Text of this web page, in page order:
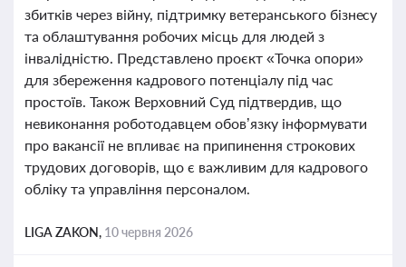
збитків через війну, підтримку ветеранського бізнесу
та облаштування робочих місць для людей з
інвалідністю. Представлено проєкт «Точка опори»
для збереження кадрового потенціалу під час
простоїв. Також Верховний Суд підтвердив, що
невиконання роботодавцем обов’язку інформувати
про вакансії не впливає на припинення строкових
трудових договорів, що є важливим для кадрового
обліку та управління персоналом.
LIGA ZAKON, 10 червня 2026